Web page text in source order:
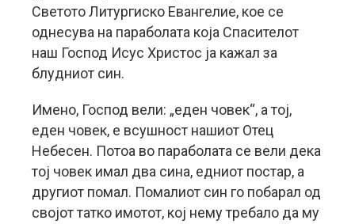
Светото Литургиско Евангелие, кое се
однесува на параболата која Спасителот
наш Господ Исус Христос ја кажал за
блудниот син.
Имено, Господ вели: „еден човек“, а тој,
еден човек, е всушност нашиот Отец
Небесен. Потоа во параболата се вели дека
тој човек имал два сина, едниот постар, а
другиот помал. Помалиот син го побарал од
својот татко имотот, кој нему требало да му